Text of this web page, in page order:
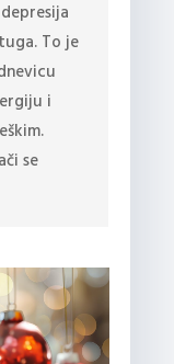
To je
i
se